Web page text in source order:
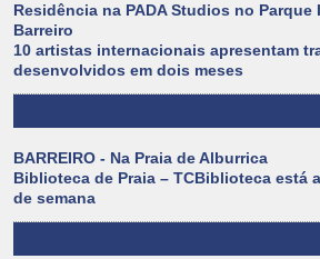
Residência na PADA Studios no
Barreiro
10 artistas internacionais apresentam
desenvolvidos em dois meses
BARREIRO - Na Praia de Alburrica
Biblioteca de Praia – TCBiblioteca está
de semana